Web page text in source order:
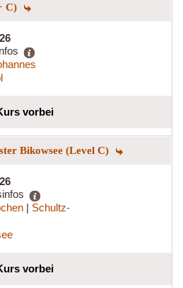
C)
vorbei
Bikowsee (Level C)
| Schultz-
vorbei